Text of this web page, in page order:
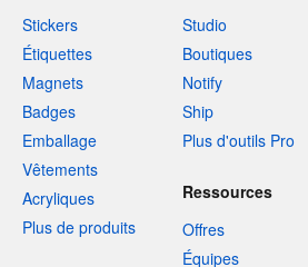
Stickers
Étiquettes
Magnets
Badges
Emballage
Vêtements
Acryliques
Plus de produits
Studio
Boutiques
Notify
Ship
Plus d'outils Pro
Ressources
Offres
Équipes